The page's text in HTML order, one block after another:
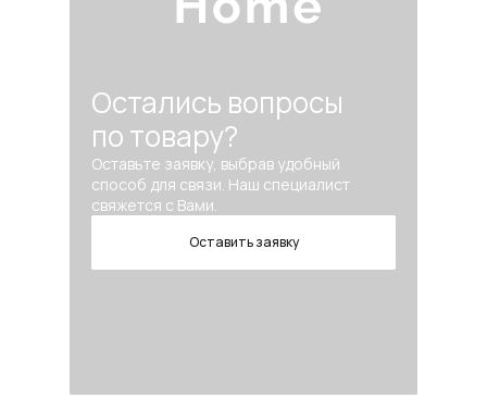
Остались вопросы
по товару?
Оставьте заявку, выбрав удобный
способ для связи. Наш специалист
свяжется с Вами.
Оставить заявку